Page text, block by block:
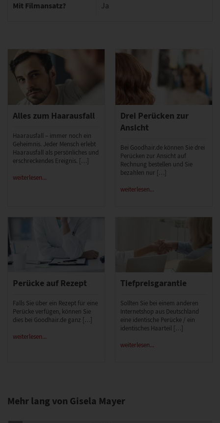
Mit Filmansatz? Ja
Alles zum Haarausfall
Haarausfall – immer noch ein
Geheimnis. Jeder Mensch erlebt
Haarausfall als persönliches und
erschreckendes Ereignis. […]
weiterlesen...
Drei Perücken zur
Ansicht
Bei Goodhair.de können Sie drei
Perücken zur Ansicht auf
Rechnung bestellen und Sie
bezahlen nur […]
weiterlesen...
Perücke auf Rezept
Falls Sie über ein Rezept für eine
Perücke verfügen, können Sie
dies bei Goodhair.de ganz […]
weiterlesen...
Tiefpreisgarantie
Sollten Sie bei einem anderen
Internetshop aus Deutschland
eine identische Perücke / ein
identisches Haarteil […]
weiterlesen...
Mehr lang von Gisela Mayer